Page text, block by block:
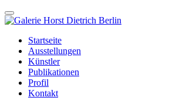
Startseite
Ausstellungen
Künstler
Publikationen
Profil
Kontakt